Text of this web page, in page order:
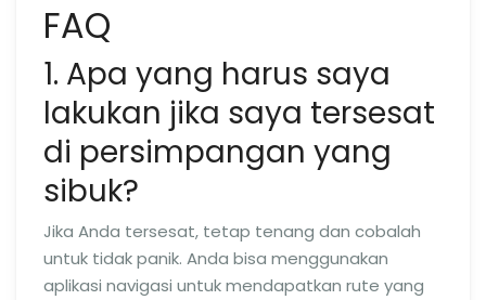
FAQ
1. Apa yang harus saya
lakukan jika saya tersesat
di persimpangan yang
sibuk?
Jika Anda tersesat, tetap tenang dan cobalah
untuk tidak panik. Anda bisa menggunakan
aplikasi navigasi untuk mendapatkan rute yang